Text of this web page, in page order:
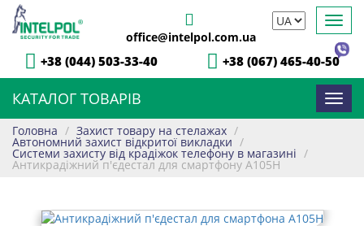
office@intelpol.com.ua
+38 (044) 503-33-40 +38 (067) 465-40-50
КАТАЛОГ ТОВАРІВ
Головна / Захист товару на стелажах /
Автономний захист відкритої викладки /
Системи захисту від крадіжок телефону в магазині /
Антикрадіжний п'єдестал для смартфону A105H